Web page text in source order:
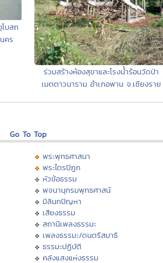
บสถ
คร
ร่วมสร้างห้องสุขาและโรงน้ำร้อนวัดป่า
เมตตาวนาราม อำเภอพาน จ.เชียงราย
Go To Top
พระพุทธศาสนา
พระไตรปิฏก
หัวข้อธรรม
พจนานุกรมพุทธศาสน์
มิลินทปัญหา
เสียงธรรม
สถานีเพลงธรรมะ
เพลงธรรมะ/ดนตรีสมาธิ
ธรรมะปฏิบัติ
คลังแสงแห่งธรรม